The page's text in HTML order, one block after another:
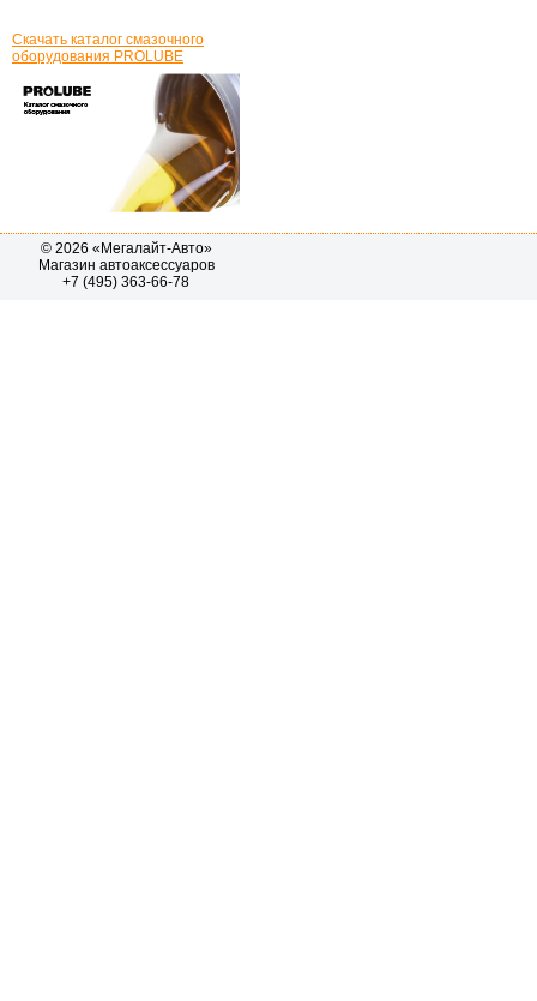
Скачать каталог смазочного
оборудования PROLUBE
© 2026 «Мегалайт-Авто»
Магазин автоаксессуаров
+7 (495) 363-66-78